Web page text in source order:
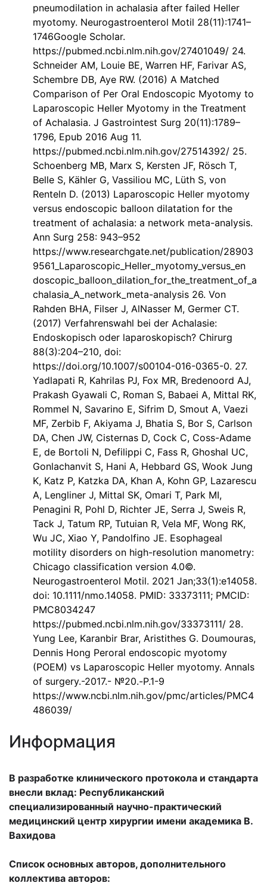
pneumodilation in achalasia after failed Heller
myotomy. Neurogastroenterol Motil 28(11):1741–
1746Google Scholar.
https://pubmed.ncbi.nlm.nih.gov/27401049/ 24.
Schneider AM, Louie BE, Warren HF, Farivar AS,
Schembre DB, Aye RW. (2016) A Matched
Comparison of Per Oral Endoscopic Myotomy to
Laparoscopic Heller Myotomy in the Treatment
of Achalasia. J Gastrointest Surg 20(11):1789–
1796, Epub 2016 Aug 11.
https://pubmed.ncbi.nlm.nih.gov/27514392/ 25.
Schoenberg MB, Marx S, Kersten JF, Rösch T,
Belle S, Kähler G, Vassiliou MC, Lüth S, von
Renteln D. (2013) Laparoscopic Heller myotomy
versus endoscopic balloon dilatation for the
treatment of achalasia: a network meta-analysis.
Ann Surg 258: 943–952
https://www.researchgate.net/publication/28903
9561_Laparoscopic_Heller_myotomy_versus_en
doscopic_balloon_dilation_for_the_treatment_of_a
chalasia_A_network_meta-analysis 26. Von
Rahden BHA, Filser J, AlNasser M, Germer CT.
(2017) Verfahrenswahl bei der Achalasie:
Endoskopisch oder laparoskopisch? Chirurg
88(3):204–210, doi:
https://doi.org/10.1007/s00104-016-0365-0. 27.
Yadlapati R, Kahrilas PJ, Fox MR, Bredenoord AJ,
Prakash Gyawali C, Roman S, Babaei A, Mittal RK,
Rommel N, Savarino E, Sifrim D, Smout A, Vaezi
MF, Zerbib F, Akiyama J, Bhatia S, Bor S, Carlson
DA, Chen JW, Cisternas D, Cock C, Coss-Adame
E, de Bortoli N, Defilippi C, Fass R, Ghoshal UC,
Gonlachanvit S, Hani A, Hebbard GS, Wook Jung
K, Katz P, Katzka DA, Khan A, Kohn GP, Lazarescu
A, Lengliner J, Mittal SK, Omari T, Park MI,
Penagini R, Pohl D, Richter JE, Serra J, Sweis R,
Tack J, Tatum RP, Tutuian R, Vela MF, Wong RK,
Wu JC, Xiao Y, Pandolfino JE. Esophageal
motility disorders on high-resolution manometry:
Chicago classification version 4.0©.
Neurogastroenterol Motil. 2021 Jan;33(1):e14058.
doi: 10.1111/nmo.14058. PMID: 33373111; PMCID:
PMC8034247
https://pubmed.ncbi.nlm.nih.gov/33373111/ 28.
Yung Lee, Karanbir Brar, Aristithes G. Doumouras,
Dennis Hong Peroral endoscopic myotomy
(POEM) vs Laparoscopic Heller myotomy. Annals
of surgery.-2017.- №20.-Р.1-9
https://www.ncbi.nlm.nih.gov/pmc/articles/PMC4
486039/
Информация
В разработке клинического протокола и стандарта
внесли вклад: Республиканский
специализированный научно-практический
медицинский центр хирургии имени академика В.
Вахидова
Список основных авторов, дополнительного
коллектива авторов: